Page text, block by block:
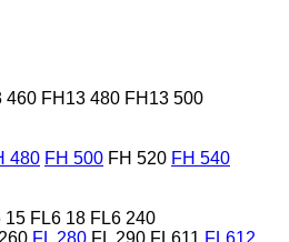
460 FH13 480 FH13 500
480 FH 500 FH 520 FH 540
15 FL6 18 FL6 240
FL 280 FL 290 FL611 FL612